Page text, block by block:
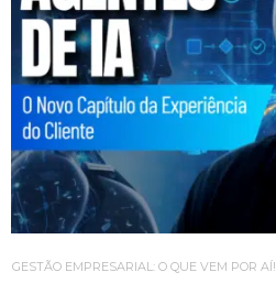
GESTÃO EMPRESARIAL: O QUE VEM POR AÍ!